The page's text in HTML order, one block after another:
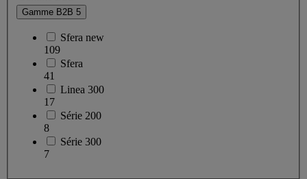
Gamme B2B 5
Sfera new
109
Sfera
41
Linea 300
17
Série 200
8
Série 300
7